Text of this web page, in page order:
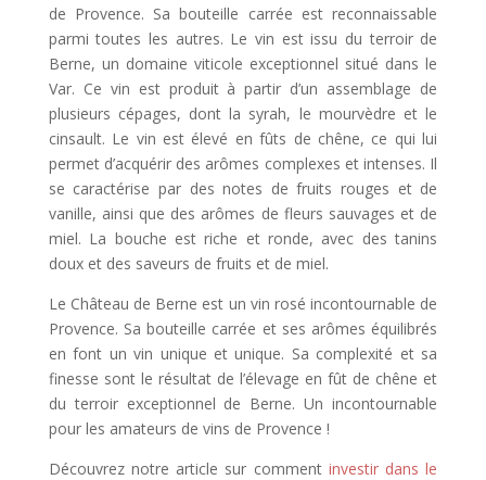
de Provence. Sa bouteille carrée est reconnaissable
parmi toutes les autres. Le vin est issu du terroir de
Berne, un domaine viticole exceptionnel situé dans le
Var. Ce vin est produit à partir d’un assemblage de
plusieurs cépages, dont la syrah, le mourvèdre et le
cinsault. Le vin est élevé en fûts de chêne, ce qui lui
permet d’acquérir des arômes complexes et intenses. Il
se caractérise par des notes de fruits rouges et de
vanille, ainsi que des arômes de fleurs sauvages et de
miel. La bouche est riche et ronde, avec des tanins
doux et des saveurs de fruits et de miel.
Le Château de Berne est un vin rosé incontournable de
Provence. Sa bouteille carrée et ses arômes équilibrés
en font un vin unique et unique. Sa complexité et sa
finesse sont le résultat de l’élevage en fût de chêne et
du terroir exceptionnel de Berne. Un incontournable
pour les amateurs de vins de Provence !
Découvrez notre article sur comment investir dans le